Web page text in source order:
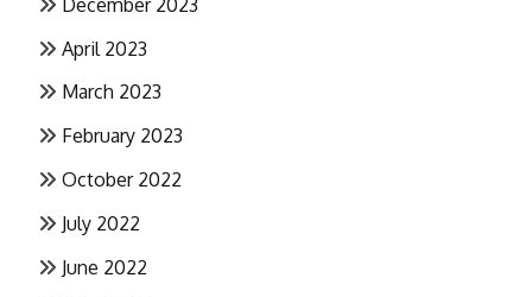
April 2023
March 2023
February 2023
October 2022
July 2022
June 2022